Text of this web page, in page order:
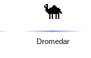
🐪
Dromedar